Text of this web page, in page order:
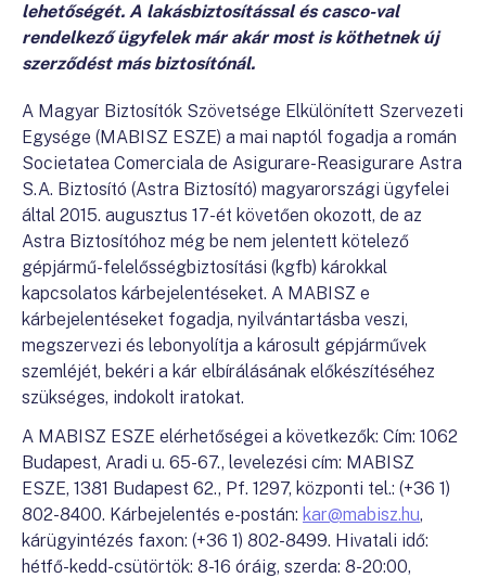
lehetőségét. A lakásbiztosítással és casco-val
rendelkező ügyfelek már akár most is köthetnek új
szerződést más biztosítónál.
A Magyar Biztosítók Szövetsége Elkülönített Szervezeti
Egysége (MABISZ ESZE) a mai naptól fogadja a román
Societatea Comerciala de Asigurare-Reasigurare Astra
S.A. Biztosító (Astra Biztosító) magyarországi ügyfelei
által 2015. augusztus 17-ét követően okozott, de az
Astra Biztosítóhoz még be nem jelentett kötelező
gépjármű-felelősségbiztosítási (kgfb) károkkal
kapcsolatos kárbejelentéseket. A MABISZ e
kárbejelentéseket fogadja, nyilvántartásba veszi,
megszervezi és lebonyolítja a károsult gépjárművek
szemléjét, bekéri a kár elbírálásának előkészítéséhez
szükséges, indokolt iratokat.
A MABISZ ESZE elérhetőségei a következők: Cím: 1062
Budapest, Aradi u. 65-67., levelezési cím: MABISZ
ESZE, 1381 Budapest 62., Pf. 1297, központi tel.: (+36 1)
802-8400. Kárbejelentés e-postán: kar@mabisz.hu,
kárügyintézés faxon: (+36 1) 802-8499. Hivatali idő:
hétfő-kedd-csütörtök: 8-16 óráig, szerda: 8-20:00,